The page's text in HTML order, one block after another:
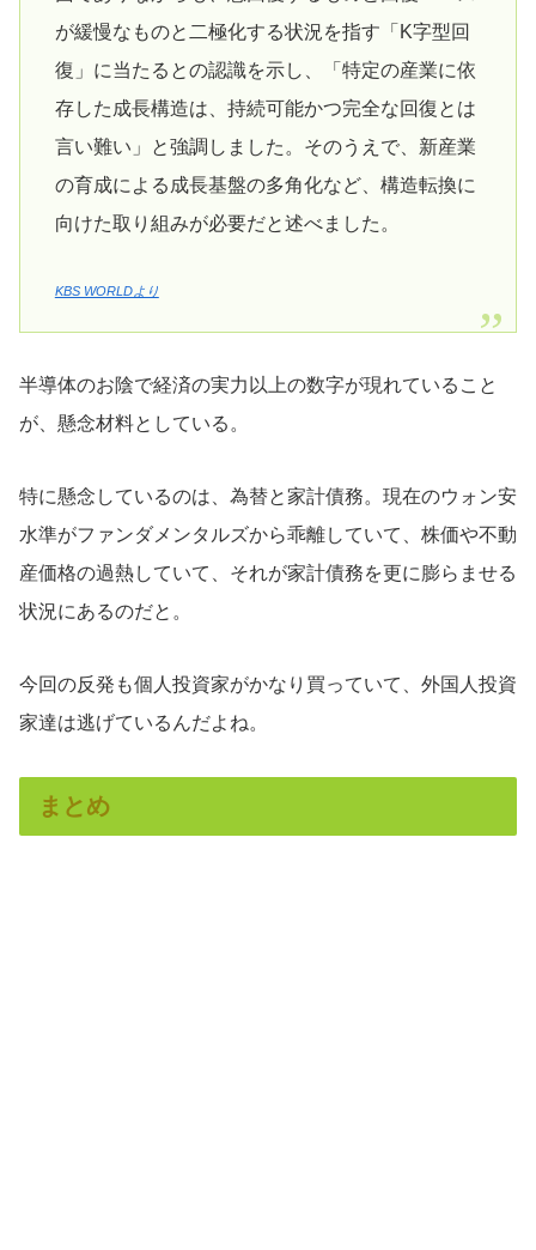
が緩慢なものと二極化する状況を指す「K字型回
復」に当たるとの認識を示し、「特定の産業に依
存した成長構造は、持続可能かつ完全な回復とは
言い難い」と強調しました。そのうえで、新産業
の育成による成長基盤の多角化など、構造転換に
向けた取り組みが必要だと述べました。
KBS WORLDより
半導体のお陰で経済の実力以上の数字が現れていること
が、懸念材料としている。
特に懸念しているのは、為替と家計債務。現在のウォン安
水準がファンダメンタルズから乖離していて、株価や不動
産価格の過熱していて、それが家計債務を更に膨らませる
状況にあるのだと。
今回の反発も個人投資家がかなり買っていて、外国人投資
家達は逃げているんだよね。
まとめ